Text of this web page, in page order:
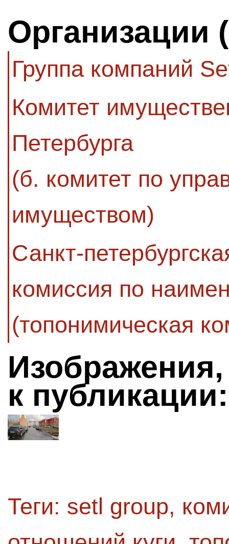
Организации
Группа компаний
Комитет
Петербурга
(б. комитет по
имуществом)
Санкт-
комиссия по
(топонимическая
к публикации:
Теги: setl group,